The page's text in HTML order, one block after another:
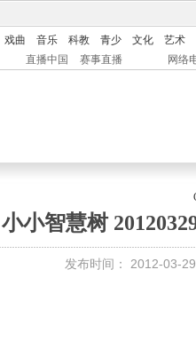
戏曲 音乐 科教 青少 文化
艺术
直播中国 赛事直播 网络
小小智慧树
发布时间： 2012-03-